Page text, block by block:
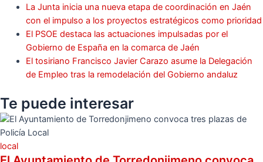
La Junta inicia una nueva etapa de coordinación en Jaén
con el impulso a los proyectos estratégicos como prioridad
El PSOE destaca las actuaciones impulsadas por el
Gobierno de España en la comarca de Jaén
El tosiriano Francisco Javier Carazo asume la Delegación
de Empleo tras la remodelación del Gobierno andaluz
Te puede interesar
local